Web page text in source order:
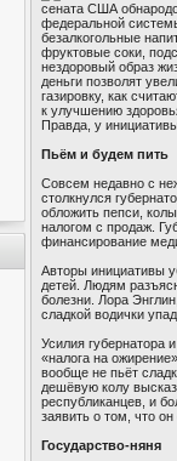
сената США
федеральной
безалкогольные
фруктовые соки,
нездоровый образ
деньги позволят
газировку, как
к улучшению
Правда, у
Пьём и будем пить
Совсем недавно с
столкнулся
обложить пепси,
налогом с продаж.
финансирование
Авторы инициативы
детей. Людям
болезни. Лора
сладкой водички
Усилия губернатора
«налога на
вообще не пьёт
дешёвую колу
республиканцев, и
заявить о том, что
Государство-няня